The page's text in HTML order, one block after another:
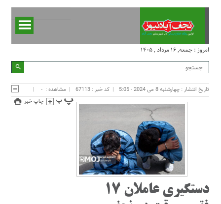
امروز : جمعه, ۱۶ مرداد , ۱۴۰۵
تاریخ انتشار : چهارشنبه 8 می 2024 - 5:05 کد خبر : 67113 مشاهده : -
چاپ خبر
دستگیری عاملان ۱۷